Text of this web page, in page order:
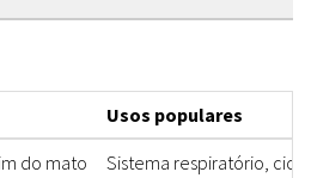
Usos populares
do mato
Sistema respiratório,